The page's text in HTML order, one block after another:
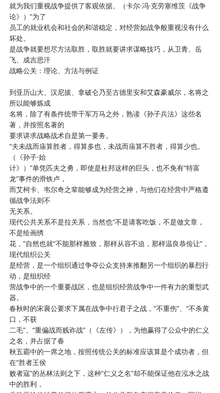
就为我们重视战争提供了客观依据。（卡尔·冯·克劳塞维茨《战争
论》）”为了
员工的就业机会和社会的和谐稳定，对经营如战争般重视没有什么
坏处。
是战争就要想尽方法取胜，取胜就要讲求谋略技巧，从卫青、岳
飞、成吉思汗
战略公关：理论、方法与例证
到亚历山大、汉尼拔、拿破仑乃至古德里安和艾森豪威尔，名将之
所以能够炼成
名将，除了有条件统带千军万马之外，熟读《孙子兵法》这些名
著，并按照名著的
要求讲求战略战术自是第一要务。
“夫未战而庙算胜者，得算多也，未战而庙算不胜者，得算少也。
（《孙子·始
计》）”单凭匹夫之勇，即使是杜邦这样的巨头，也不免有“特富
龙”事件的滑铁卢，
而艾柯卡、韦尔奇之辈能够成为经营之神，与他们在经营中严格遵
循战争法则不
无关系。
现代公共关系不是拉关系，当然也“不是请客吃饭，不是做文章，
不是绘画绣
花，”自然也就“不能那样雅致，那样从容不迫，那样温良恭俭让”，
现代组织公关
是经营，是一个组织通过争夺公众支持来推翻另一个组织的暴烈行
动，是组织经
营战争中的一个重要战区，也是组织经营战争中一件有力的重型武
器。
春秋时的宋襄公要求下属在战争中行君子之战，“不重伤”、“不杀黄
口，不获
二毛”、“重偏战而贱诈战”（《左传》），为他赢得了公众中的仁义
之名，并占据了春
秋五霸中的一席之地，按照传统公关的标准应该算是个成功者，但
在“胜者王侯
败者寇”的丛林法则之下，这种“仁义之名”却不能保证他在泓水之战
中的胜利，